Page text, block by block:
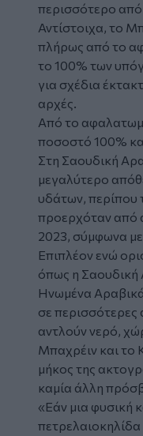
περισσότερο
Αντίστοιχα, το
πλήρως από το
το 100% των
για σχέδια
αρχές.
Από το
ποσοστό 100%
Στη Σαουδική
μεγαλύτερο
υδάτων, περίπου
προερχόταν από
2023, σύμφωνα με
Επιπλέον ενώ
όπως η Σαουδική
Ηνωμένα
σε περισσότερες
αντλούν νερό,
Μπαχρέιν και το
μήκος της
καμία άλλη
«Εάν μια φυσική